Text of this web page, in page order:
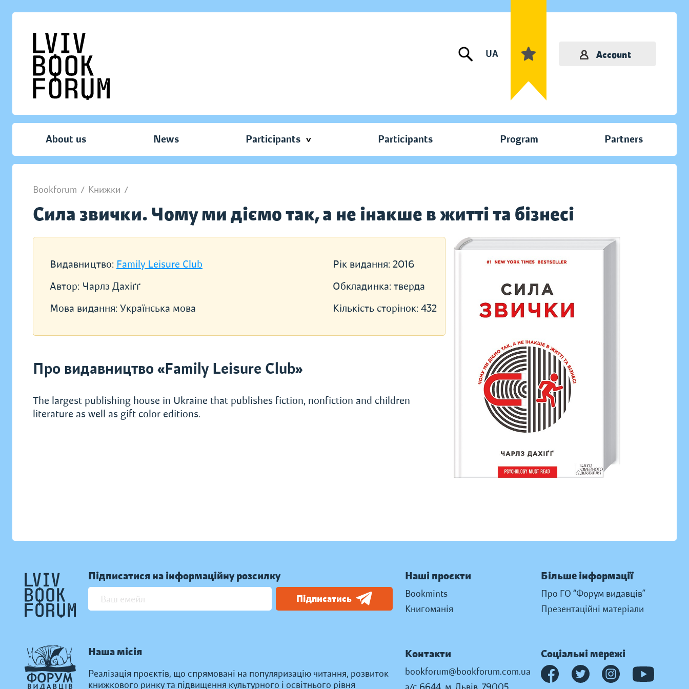
UA Account
About us News Participants Participants Program Partners
Bookforum / Книжки /
Сила звички. Чому ми діємо так, а не інакше в житті та бізнесі
Видавництво: Family Leisure Club
Автор: Чарлз Дахіґґ
Мова видання: Українська мова
Рік видання: 2016
Обкладинка: тверда
Кількість сторінок: 432
Про видавництво «Family Leisure Club»
The largest publishing house in Ukraine that publishes fiction, nonfiction and children
literature as well as gift color editions.
Підписатися на інформаційну розсилку
Підписатись
Наша місія
Реалізація проєктів, що спрямовані на популяризацію читання, розвиток
книжкового ринку та підвищення культурного і освітнього рівня
Наші проєкти
Bookmints
Книгоманія
Більше інформації
Про ГО “Форум видавців”
Презентаційні матеріали
Контакти
bookforum@bookforum.com.ua
Соціальні мережі